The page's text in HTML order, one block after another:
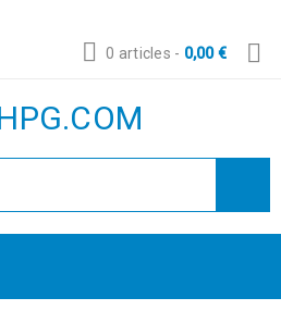
0 articles - 0,00€